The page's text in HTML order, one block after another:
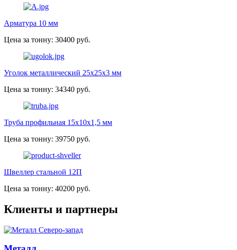
Арматура 10 мм
Цена за тонну: 30400 руб.
Уголок металлический 25х25х3 мм
Цена за тонну: 34340 руб.
Труба профильная 15х10х1,5 мм
Цена за тонну: 39750 руб.
Швеллер стальной 12П
Цена за тонну: 40200 руб.
Клиенты и партнеры